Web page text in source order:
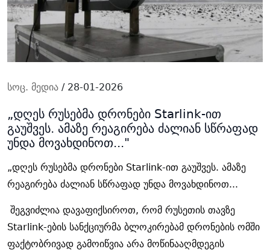
სოც. მედია / 28-01-2026
„დღეს რუსებმა დრონები Starlink-ით
გაუშვეს. ამაზე რეაგირება ძალიან სწრაფად
უნდა მოვახდინოთ..."
„დღეს რუსებმა დრონები Starlink-ით გაუშვეს. ამაზე
რეაგირება ძალიან სწრაფად უნდა მოვახდინოთ...
შეგვიძლია დავაფიქსიროთ, რომ რუსეთის თავზე
Starlink-ების სანქციურმა ბლოკირებამ დრონების ომში
ფაქტობრივად გამოიწვია არა მოწინააღმდეგის